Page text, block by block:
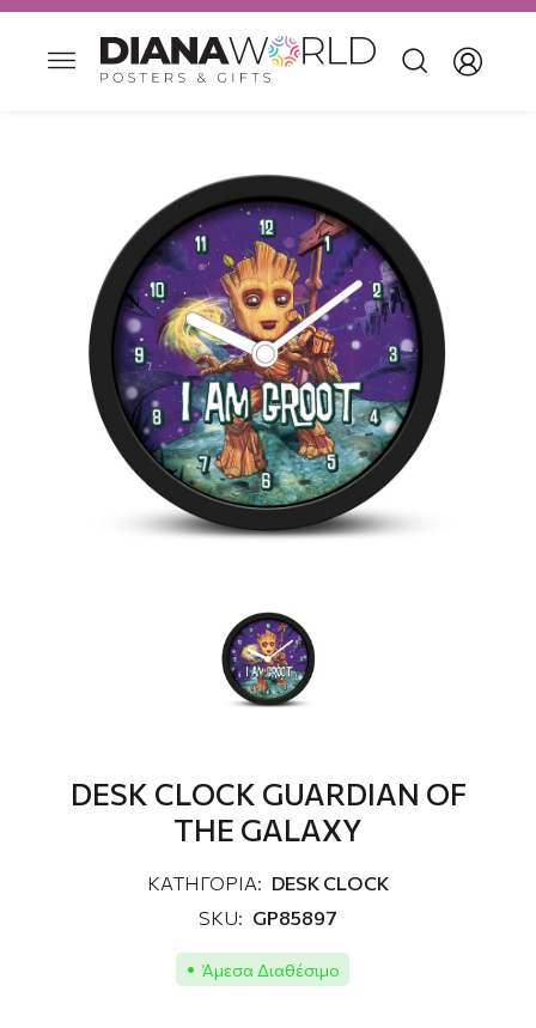
DESK CLOCK GUARDIAN OF
THE GALAXY
ΚΑΤΗΓΟΡΙΑ: DESK CLOCK
SKU: GP85897
Άμεσα Διαθέσιμο